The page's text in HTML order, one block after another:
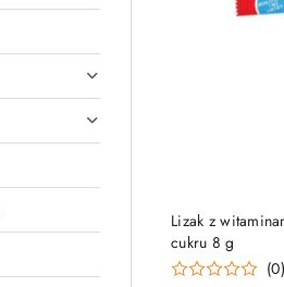
Lizak z
cukru 8 g
(0)